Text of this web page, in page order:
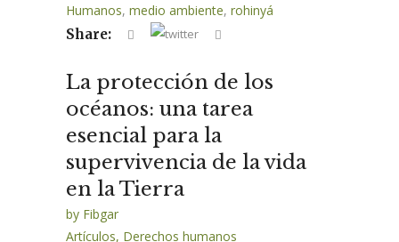
Humanos, medio ambiente, rohinyá
Share:
La protección de los
océanos: una tarea
esencial para la
supervivencia de la vida
en la Tierra
by Fibgar
Artículos, Derechos humanos